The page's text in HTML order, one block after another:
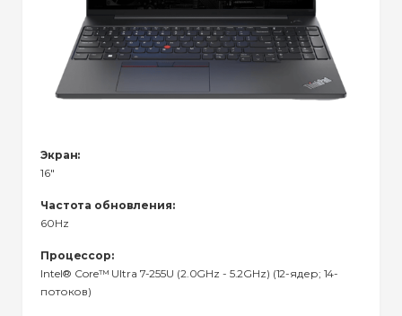
Экран:
16"
Частота обновления:
60Hz
Процессор:
Intel® Core™ Ultra 7-255U (2.0GHz - 5.2GHz) (12-ядер; 14-
потоков)